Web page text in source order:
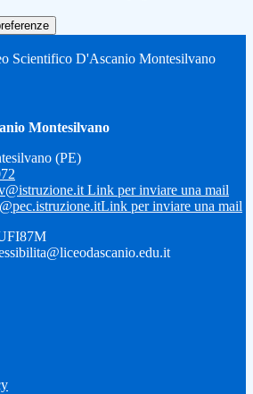
Scientifico D'Ascanio Montesilvano
Montesilvano
(PE)
Link per inviare una mail
Link per inviare una mail